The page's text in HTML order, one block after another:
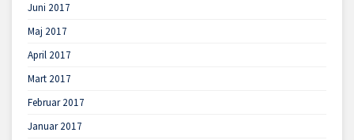
Juni 2017
Maj 2017
April 2017
Mart 2017
Februar 2017
Januar 2017